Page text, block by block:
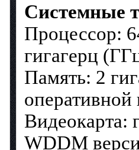
Системные
Процессор:
гигагерц
Память: 2
Видеокарта:
WDDM